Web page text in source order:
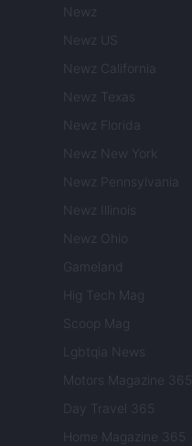
Newz
Newz US
Newz California
Newz Texas
Newz Florida
Newz New York
Newz Pennsylvania
Newz Illinois
Newz Ohio
Gameland
Hig Tech Mag
Scoop Mag
Lgbtqia News
Motors Magazine 365
Day Travel 365
Home Magazine 365